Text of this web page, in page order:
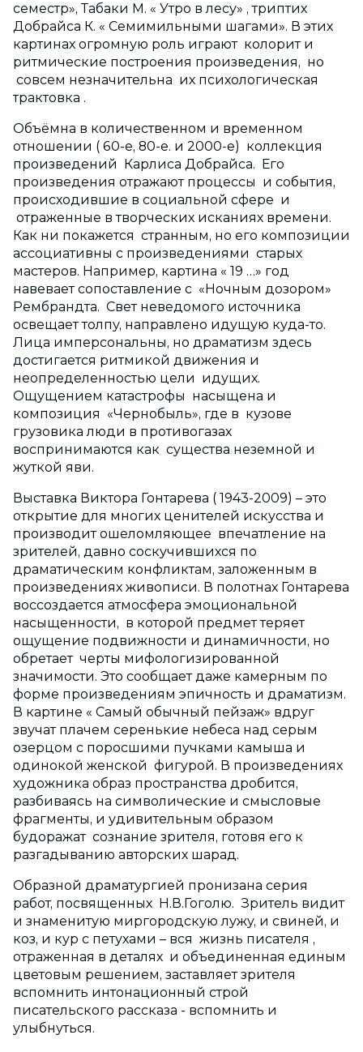
семестр», Табаки М. « Утро в лесу» , триптих
Добрайса К. « Семимильными шагами». В этих
картинах огромную роль играют колорит и
ритмические построения произведения, но
совсем незначительна их психологическая
трактовка .
Объёмна в количественном и временном
отношении ( 60-е, 80-е. и 2000-е) коллекция
произведений Карлиса Добрайса. Его
произведения отражают процессы и события,
происходившие в социальной сфере и
отраженные в творческих исканиях времени.
Как ни покажется странным, но его композиции
ассоциативны с произведениями старых
мастеров. Например, картина « 19 …» год
навевает сопоставление с «Ночным дозором»
Рембрандта. Свет неведомого источника
освещает толпу, направлено идущую куда-то.
Лица имперсональны, но драматизм здесь
достигается ритмикой движения и
неопределенностью цели идущих.
Ощущением катастрофы насыщена и
композиция «Чернобыль», где в кузове
грузовика люди в противогазах
воспринимаются как существа неземной и
жуткой яви.
Выставка Виктора Гонтарева ( 1943-2009) – это
открытие для многих ценителей искусства и
производит ошеломляющее впечатление на
зрителей, давно соскучившихся по
драматическим конфликтам, заложенным в
произведениях живописи. В полотнах Гонтарева
воссоздается атмосфера эмоциональной
насыщенности, в которой предмет теряет
ощущение подвижности и динамичности, но
обретает черты мифологизированной
значимости. Это сообщает даже камерным по
форме произведениям эпичность и драматизм.
В картине « Самый обычный пейзаж» вдруг
звучат плачем серенькие небеса над серым
озерцом с поросшими пучками камыша и
одинокой женской фигурой. В произведениях
художника образ пространства дробится,
разбиваясь на символические и смысловые
фрагменты, и удивительным образом
будоражат сознание зрителя, готовя его к
разгадыванию авторских шарад.
Образной драматургией пронизана серия
работ, посвященных Н.В.Гоголю. Зритель видит
и знаменитую миргородскую лужу, и свиней, и
коз, и кур с петухами – вся жизнь писателя ,
отраженная в деталях и объединенная единым
цветовым решением, заставляет зрителя
вспомнить интонационный строй
писательского рассказа - вспомнить и
улыбнуться.